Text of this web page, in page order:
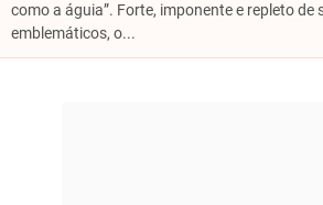
como a águia”. Forte, imponente e repleto de
emblemáticos, o...